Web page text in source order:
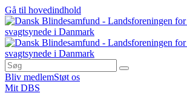
Gå til hovedindhold
Bliv medlemStøt os
Mit DBS